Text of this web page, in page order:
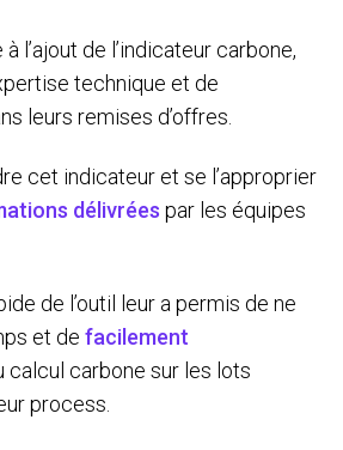
l’ajout de l’indicateur carbone,
technique et de
leurs remises d’offres.
cet indicateur et se l’approprier
délivrées par les équipes
de l’outil leur a permis de ne
et de facilement
calcul carbone sur les lots
process.